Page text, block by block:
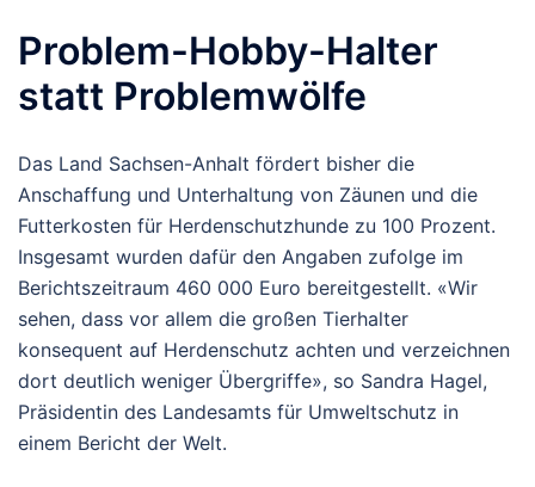
Problem-Hobby-Halter
statt Problemwölfe
Das Land Sachsen-Anhalt fördert bisher die
Anschaffung und Unterhaltung von Zäunen und die
Futterkosten für Herdenschutzhunde zu 100 Prozent.
Insgesamt wurden dafür den Angaben zufolge im
Berichtszeitraum 460 000 Euro bereitgestellt. «Wir
sehen, dass vor allem die großen Tierhalter
konsequent auf Herdenschutz achten und verzeichnen
dort deutlich weniger Übergriffe», so Sandra Hagel,
Präsidentin des Landesamts für Umweltschutz in
einem Bericht der Welt.